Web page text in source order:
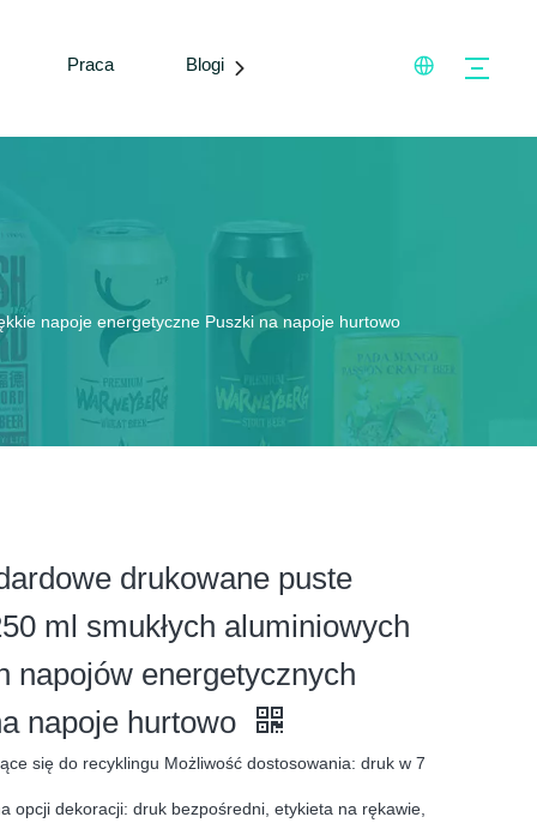
Praca Blogi Skontaktuj się z nami
napoje energetyczne Puszki na napoje hurtowo
drukowane puste
ml smukłych aluminiowych
napojów energetycznych
napoje hurtowo
się do recyklingu Możliwość dostosowania: druk w 7
opcji dekoracji: druk bezpośredni, etykieta na rękawie,